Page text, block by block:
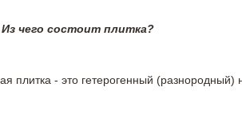
Из чего состоит плитка?
плитка - это гетерогенный